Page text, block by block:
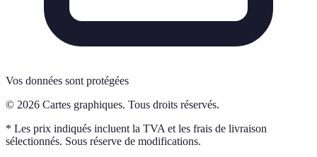
Vos données sont protégées
© 2026 Cartes graphiques. Tous droits réservés.
* Les prix indiqués incluent la TVA et les frais de livraison
sélectionnés. Sous réserve de modifications.